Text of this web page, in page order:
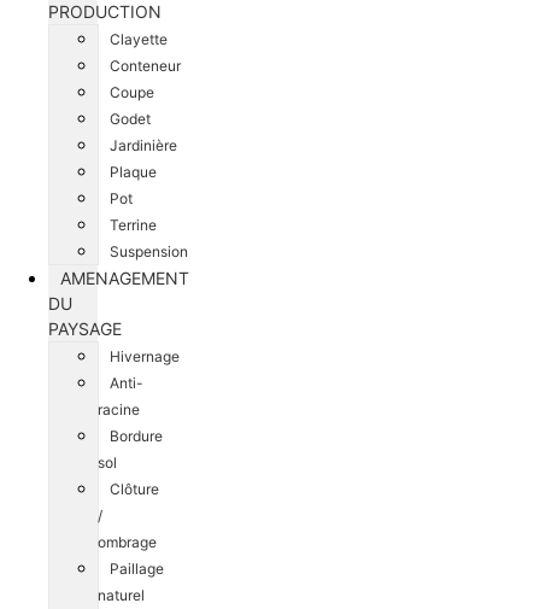
PRODUCTION
Clayette
Conteneur
Coupe
Godet
Jardinière
Plaque
Pot
Terrine
Suspension
AMENAGEMENT
DU
PAYSAGE
Hivernage
Anti-
racine
Bordure
sol
Clôture
/
ombrage
Paillage
naturel